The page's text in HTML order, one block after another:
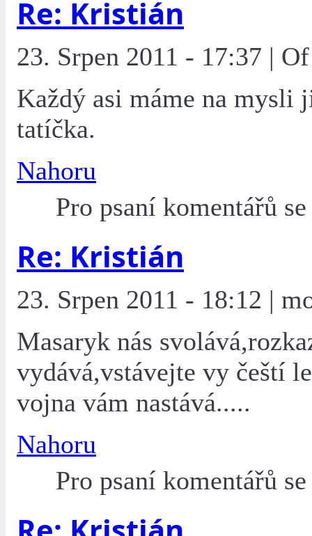
Re: Kristián
23. Srpen 2011 - 17:37 |
Každý asi máme na mysli
tatíčka.
Nahoru
Pro psaní komentářů
Re: Kristián
23. Srpen 2011 - 18:12 |
Masaryk nás
vydává,vstávejte vy čeští
vojna vám nastává.....
Nahoru
Pro psaní komentářů